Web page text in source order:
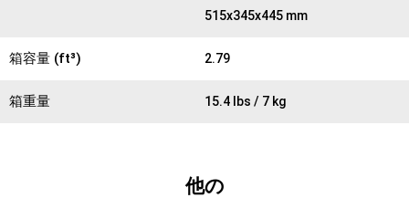
515x345x445 mm
箱容量 (ft³) 2.79
箱重量 15.4 lbs / 7 kg
他の